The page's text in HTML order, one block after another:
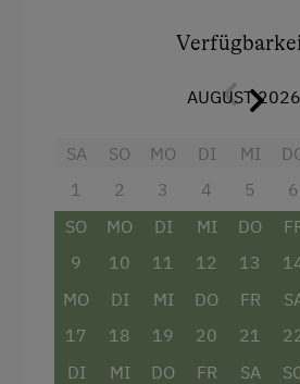
Handtücher
Getränkeerwerb im Haus
Doppelbett
Einzelbett
AUGUST 2026
SA
1
SO
2
MO
3
DI
4
MI
5
6
SO
9
MO
10
DI
11
MI
12
DO
13
MO
17
DI
18
MI
19
DO
20
FR
21
DI
MI
DO
FR
SA